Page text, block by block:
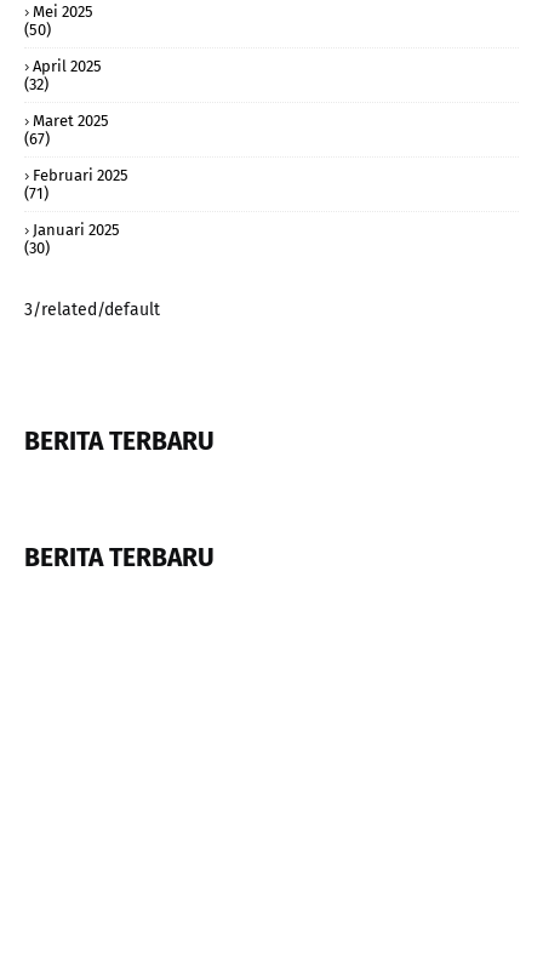
Mei 2025
(50)
April 2025
(32)
Maret 2025
(67)
Februari 2025
(71)
Januari 2025
(30)
3/related/default
BERITA TERBARU
BERITA TERBARU